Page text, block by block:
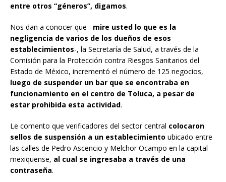
entre otros “géneros”, digamos.
Nos dan a conocer que –mire usted lo que es la
negligencia de varios de los dueños de esos
establecimientos-, la Secretaría de Salud, a través de la
Comisión para la Protección contra Riesgos Sanitarios del
Estado de México, incrementó el número de 125 negocios,
luego de suspender un bar que se encontraba en
funcionamiento en el centro de Toluca, a pesar de
estar prohibida esta actividad.
Le comento que verificadores del sector central colocaron
sellos de suspensión a un establecimiento ubicado entre
las calles de Pedro Ascencio y Melchor Ocampo en la capital
mexiquense, al cual se ingresaba a través de una
contraseña.